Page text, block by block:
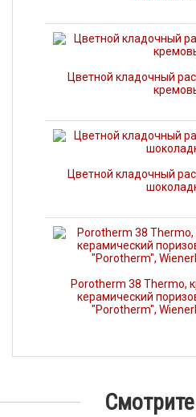
Цветной кладочный
Цветной кладочный
Porotherm 38 Thermo,
керамический
"Porotherm",